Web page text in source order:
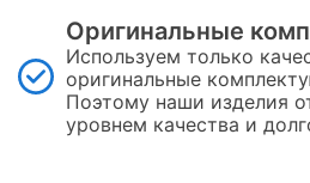
Оригинальные
Используем только
оригинальные
Поэтому наши изделия
уровнем качества и